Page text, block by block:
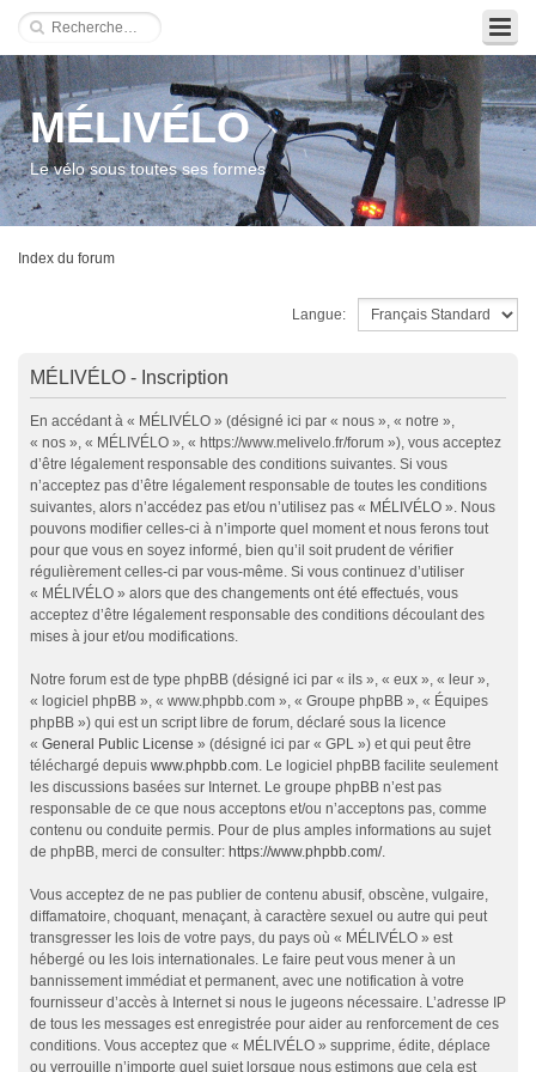
MÉLIVÉLO
Le vélo sous toutes ses formes
Index du forum
Langue:
MÉLIVÉLO - Inscription
En accédant à « MÉLIVÉLO » (désigné ici par « nous », « notre »,
« nos », « MÉLIVÉLO », « https://www.melivelo.fr/forum »), vous acceptez
d’être légalement responsable des conditions suivantes. Si vous
n’acceptez pas d’être légalement responsable de toutes les conditions
suivantes, alors n’accédez pas et/ou n’utilisez pas « MÉLIVÉLO ». Nous
pouvons modifier celles-ci à n’importe quel moment et nous ferons tout
pour que vous en soyez informé, bien qu’il soit prudent de vérifier
régulièrement celles-ci par vous-même. Si vous continuez d’utiliser
« MÉLIVÉLO » alors que des changements ont été effectués, vous
acceptez d’être légalement responsable des conditions découlant des
mises à jour et/ou modifications.
Notre forum est de type phpBB (désigné ici par « ils », « eux », « leur »,
« logiciel phpBB », « www.phpbb.com », « Groupe phpBB », « Équipes
phpBB ») qui est un script libre de forum, déclaré sous la licence
« General Public License » (désigné ici par « GPL ») et qui peut être
téléchargé depuis www.phpbb.com. Le logiciel phpBB facilite seulement
les discussions basées sur Internet. Le groupe phpBB n’est pas
responsable de ce que nous acceptons et/ou n’acceptons pas, comme
contenu ou conduite permis. Pour de plus amples informations au sujet
de phpBB, merci de consulter: https://www.phpbb.com/.
Vous acceptez de ne pas publier de contenu abusif, obscène, vulgaire,
diffamatoire, choquant, menaçant, à caractère sexuel ou autre qui peut
transgresser les lois de votre pays, du pays où « MÉLIVÉLO » est
hébergé ou les lois internationales. Le faire peut vous mener à un
bannissement immédiat et permanent, avec une notification à votre
fournisseur d’accès à Internet si nous le jugeons nécessaire. L’adresse IP
de tous les messages est enregistrée pour aider au renforcement de ces
conditions. Vous acceptez que « MÉLIVÉLO » supprime, édite, déplace
ou verrouille n’importe quel sujet lorsque nous estimons que cela est